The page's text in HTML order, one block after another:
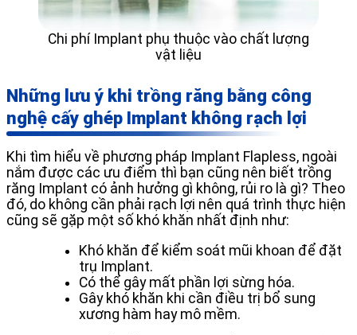
Chi phí Implant phụ thuộc vào chất lượng
vật liệu
Những lưu ý khi trồng răng bằng công
nghệ cấy ghép Implant không rạch lợi
Khi tìm hiểu về phương pháp Implant Flapless, ngoài
nắm được các ưu điểm thì bạn cũng nên biết trồng
răng Implant có ảnh hưởng gì không, rủi ro là gì? Theo
đó, do không cần phải rạch lợi nên quá trình thực hiện
cũng sẽ gặp một số khó khăn nhất định như:
Khó khăn để kiểm soát mũi khoan để đặt
trụ Implant.
Có thể gây mất phần lợi sừng hóa.
Gây khó khăn khi cần điều trị bổ sung
xương hàm hay mô mềm.